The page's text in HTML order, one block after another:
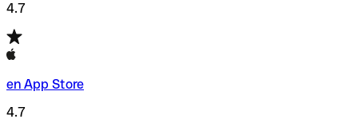
4.7
en App Store
4.7